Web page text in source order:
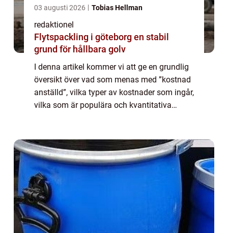
03 augusti 2026 Tobias Hellman
redaktionel
Flytspackling i göteborg en stabil
grund för hållbara golv
I denna artikel kommer vi att ge en grundlig
översikt över vad som menas med ”kostnad
anställd”, vilka typer av kostnader som ingår,
vilka som är populära och kvantitativa